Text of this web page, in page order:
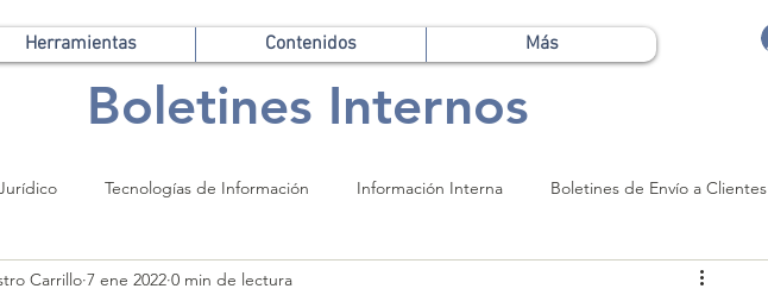
Herramientas Contenidos Más
Boletines Internos
Tecnologías de Información Información Interna Boletines de Envío a Clientes
Carrillo 7 ene 2022 0 min de lectura